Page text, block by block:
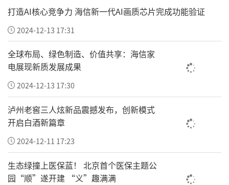
下一步，各参与单位将持续立足三秦大地深厚
文化底蕴，坚守文化自信、深耕文化担当，持
续搭建文艺交流、拥军崇军、公益惠民的多元
平台，以优秀文艺作品凝心铸魂、以文化实干
助力发展，持续传承红色基因、弘扬时代新
风，为新时代文化事业高质量发展、强国复兴
伟业注入持久精神动力。
文：杨文武
责任编辑：0935
打造AI核心竞争力 海信新一代AI画质芯片完成功能验证
2024-12-13 17:31
全球布局、绿色制造、价值共享：海信家
电展现新质发展成果
2024-12-13 17:30
泸州老窖三人炫新品震撼发布，创新模式
开启白酒新篇章
2024-12-11 17:23
生态绿撞上医保蓝！ 北京首个医保主题公
园“顺”遂开建 “义”趣满满